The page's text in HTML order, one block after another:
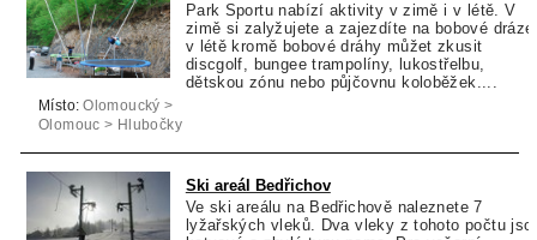
Park Sportu nabízí aktivity v zimě i v létě. V
zimě si zalyžujete a zajezdíte na bobové
v létě kromě bobové dráhy můžet zkusit
discgolf, bungee trampolíny, lukostřelbu,
dětskou zónu nebo půjčovnu koloběžek....
Místo: Olomoucký >
Olomouc > Hlubočky
Ski areál Bedřichov
Ve ski areálu na Bedřichově naleznete 7
lyžařských vleků. Dva vleky z tohoto počtu